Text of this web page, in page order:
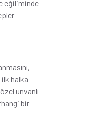
eğiliminde
ilk halka
unvanlı
bir